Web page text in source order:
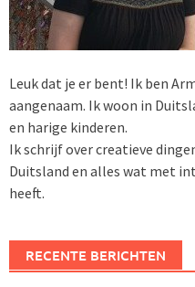
Leuk dat je er bent! Ik ben
aangenaam. Ik woon in
en harige kinderen.
Ik schrijf over creatieve
Duitsland en alles wat met
heeft.
RECENTE BERICHTEN